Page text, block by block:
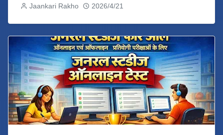
Jaankari Rakho 2026/4/21